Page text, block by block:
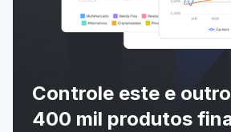
Controle este e
400 mil produtos